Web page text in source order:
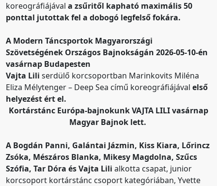
koreográfiájával a zsűritől kapható maximális 50
ponttal jutottak fel a dobogó legfelső fokára.
A Modern Táncsportok Magyarországi
Szövetségének Országos Bajnokságán 2026-05-10-én
vasárnap Budapesten
Vajta Lili serdülő korcsoportban Marinkovits Miléna
Eliza Mélytenger – Deep Sea című koreográfiájával első
helyezést ért el.
Kortárstánc Európa-bajnokunk VAJTA LILI vasárnap
Magyar Bajnok lett.
A Bogdán Panni, Galántai Jázmin, Kiss Kiara, Lőrincz
Zsóka, Mészáros Blanka, Mikesy Magdolna, Szűcs
Szófia, Tar Dóra és Vajta Lili alkotta csapat, junior
korcsoport kortárstánc csoport kategóriában, Yvette